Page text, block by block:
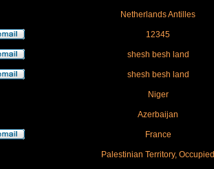
Netherlands Antilles
12345
shesh besh land
shesh besh land
Niger
Azerbaijan
France
Palestinian Territory, Occupied